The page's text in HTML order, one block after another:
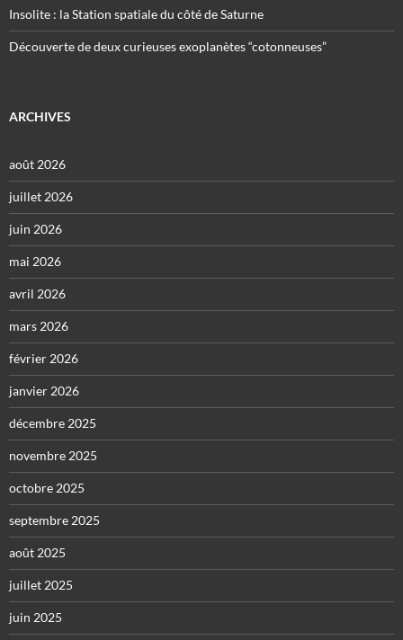
Insolite : la Station spatiale du côté de Saturne
Découverte de deux curieuses exoplanètes “cotonneuses”
ARCHIVES
août 2026
juillet 2026
juin 2026
mai 2026
avril 2026
mars 2026
février 2026
janvier 2026
décembre 2025
novembre 2025
octobre 2025
septembre 2025
août 2025
juillet 2025
juin 2025